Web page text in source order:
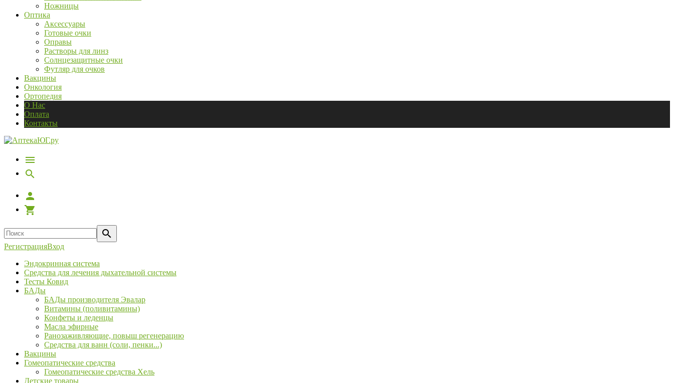
Ножницы
Оптика
Аксессуары
Готовые очки
Оправы
Растворы для линз
Солнцезащитные очки
Футляр для очков
Вакцины
Онкология
Ортопедия
О Нас
Оплата
Контакты
РегистрацияВход
Эндокринная система
Средства для лечения дыхательной системы
Тесты Ковид
БАДы
БАДы производителя Эвалар
Витамины (поливитамины)
Конфеты и леденцы
Масла эфирные
Ранозаживляющие, повыш регенерацию
Средства для ванн (соли, пенки...)
Вакцины
Гомеопатические средства
Гомеопатические средства Хель
Детские товары